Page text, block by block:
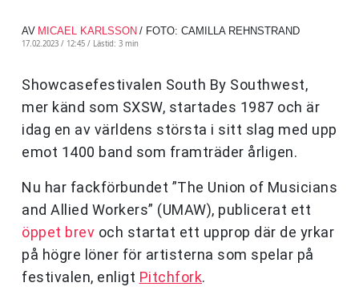
AV MICAEL KARLSSON / FOTO: CAMILLA REHNSTRAND
17.02.2023 / 12:45 / Lästid: 3 min
Showcasefestivalen South By Southwest,
mer känd som SXSW, startades 1987 och är
idag en av världens största i sitt slag med upp
emot 1400 band som framträder årligen.
Nu har fackförbundet ”The Union of Musicians
and Allied Workers” (UMAW), publicerat ett
öppet brev och startat ett upprop där de yrkar
på högre löner för artisterna som spelar på
festivalen, enligt Pitchfork.